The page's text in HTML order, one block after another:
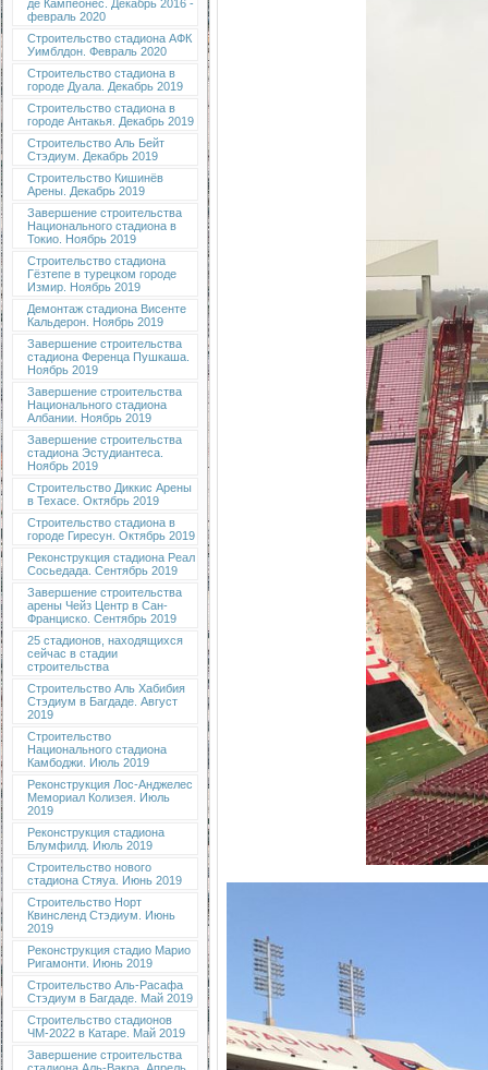
де Кампеонес. Декабрь 2016 -
февраль 2020
Строительство стадиона АФК
Уимблдон. Февраль 2020
Строительство стадиона в
городе Дуала. Декабрь 2019
Строительство стадиона в
городе Антакья. Декабрь 2019
Строительство Аль Бейт
Стэдиум. Декабрь 2019
Строительство Кишинёв
Арены. Декабрь 2019
Завершение строительства
Национального стадиона в
Токио. Ноябрь 2019
Строительство стадиона
Гёзтепе в турецком городе
Измир. Ноябрь 2019
Демонтаж стадиона Висенте
Кальдерон. Ноябрь 2019
Завершение строительства
стадиона Ференца Пушкаша.
Ноябрь 2019
Завершение строительства
Национального стадиона
Албании. Ноябрь 2019
Завершение строительства
стадиона Эстудиантеса.
Ноябрь 2019
Строительство Диккис Арены
в Техасе. Октябрь 2019
Строительство стадиона в
городе Гиресун. Октябрь 2019
Реконструкция стадиона Реал
Сосьедада. Сентябрь 2019
Завершение строительства
арены Чейз Центр в Сан-
Франциско. Сентябрь 2019
25 стадионов, находящихся
сейчас в стадии
строительства
Строительство Аль Хабибия
Стэдиум в Багдаде. Август
2019
Строительство
Национального стадиона
Камбоджи. Июль 2019
Реконструкция Лос-Анджелес
Мемориал Колизея. Июль
2019
Реконструкция стадиона
Блумфилд. Июль 2019
Строительство нового
стадиона Стяуа. Июнь 2019
Строительство Норт
Квинсленд Стэдиум. Июнь
2019
Реконструкция стадио Марио
Ригамонти. Июнь 2019
Строительство Аль-Расафа
Стэдиум в Багдаде. Май 2019
Строительство стадионов
ЧМ-2022 в Катаре. Май 2019
Завершение строительства